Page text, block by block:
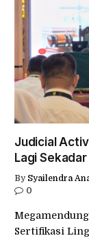
Judicial
Lagi
By Syailendra
0
Sertifikasi